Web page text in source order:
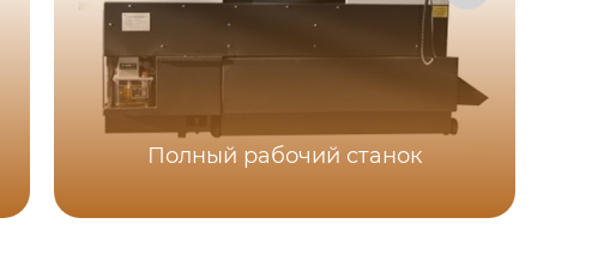
Полный рабочий станок